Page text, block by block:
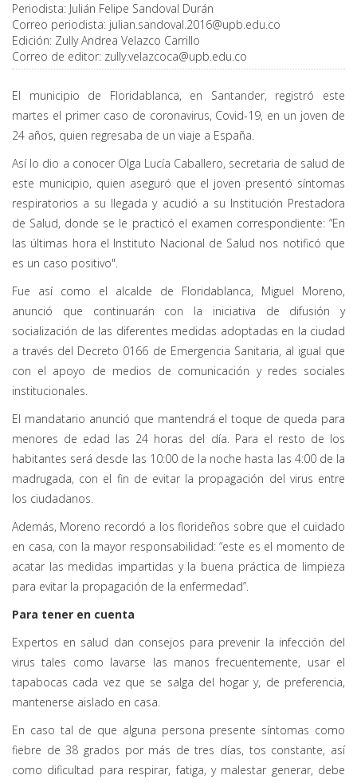
Periodista: Julián Felipe Sandoval Durán
Correo periodista: julian.sandoval.2016@upb.edu.co
Edición: Zully Andrea Velazco Carrillo
Correo de editor: zully.velazcoca@upb.edu.co
El municipio de Floridablanca, en Santander, registró este
martes el primer caso de coronavirus, Covid-19, en un joven de
24 años, quien regresaba de un viaje a España.
Así lo dio a conocer Olga Lucía Caballero, secretaria de salud de
este municipio, quien aseguró que el joven presentó síntomas
respiratorios a su llegada y acudió a su Institución Prestadora
de Salud, donde se le practicó el examen correspondiente: “En
las últimas hora el Instituto Nacional de Salud nos notificó que
es un caso positivo".
Fue así como el alcalde de Floridablanca, Miguel Moreno,
anunció que continuarán con la iniciativa de difusión y
socialización de las diferentes medidas adoptadas en la ciudad
a través del Decreto 0166 de Emergencia Sanitaria, al igual que
con el apoyo de medios de comunicación y redes sociales
institucionales.
El mandatario anunció que mantendrá el toque de queda para
menores de edad las 24 horas del día. Para el resto de los
habitantes será desde las 10:00 de la noche hasta las 4:00 de la
madrugada, con el fin de evitar la propagación del virus entre
los ciudadanos.
Además, Moreno recordó a los florideños sobre que el cuidado
en casa, con la mayor responsabilidad: “este es el momento de
acatar las medidas impartidas y la buena práctica de limpieza
para evitar la propagación de la enfermedad”.
Para tener en cuenta
Expertos en salud dan consejos para prevenir la infección del
virus tales como lavarse las manos frecuentemente, usar el
tapabocas cada vez que se salga del hogar y, de preferencia,
mantenerse aislado en casa.
En caso tal de que alguna persona presente síntomas como
fiebre de 38 grados por más de tres días, tos constante, así
como dificultad para respirar, fatiga, y malestar generar, debe